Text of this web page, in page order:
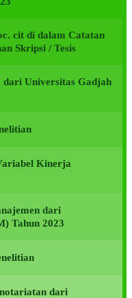
cit di dalam Catatan
Skripsi / Tesis
Universitas Gadjah
Kinerja
dari
Tahun 2023
dari